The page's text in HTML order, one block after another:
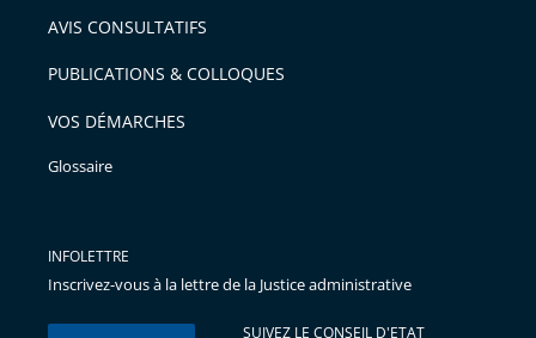
avant
AVIS CONSULTATIFS
PUBLICATIONS & COLLOQUES
VOS DÉMARCHES
Glossaire
INFOLETTRE
Inscrivez-vous à la lettre de la Justice administrative
SUIVEZ LE CONSEIL D'ETAT